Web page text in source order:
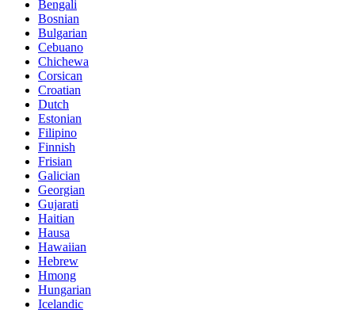
Bengali
Bosnian
Bulgarian
Cebuano
Chichewa
Corsican
Croatian
Dutch
Estonian
Filipino
Finnish
Frisian
Galician
Georgian
Gujarati
Haitian
Hausa
Hawaiian
Hebrew
Hmong
Hungarian
Icelandic